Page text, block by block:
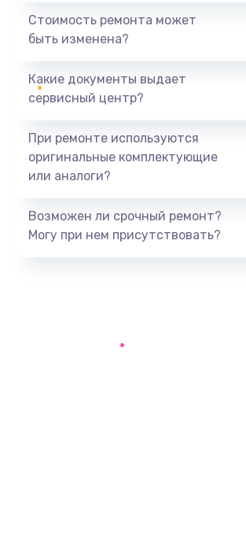
1440 руб.
Ремонт южного моста
Замена батарейки BIOS
Заказать
Ремонт цепи питания
Стоимость ремонта может
быть изменена?
Какие документы выдает
сервисный центр?
При ремонте используются
оригинальные комплектующие
или аналоги?
Возможен ли срочный ремонт?
Могу при нем присутствовать?